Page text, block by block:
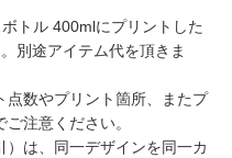
トル 400mlにプリントした
別途アイテム代を頂きま
点数やプリント箇所、またプ
注意ください。
は、同一デザインを同一カ